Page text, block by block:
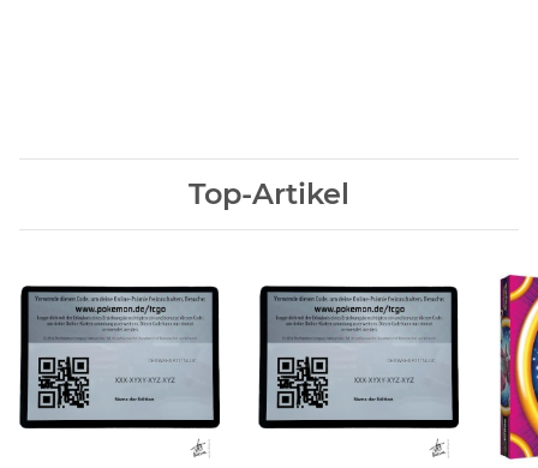
Top-Artikel